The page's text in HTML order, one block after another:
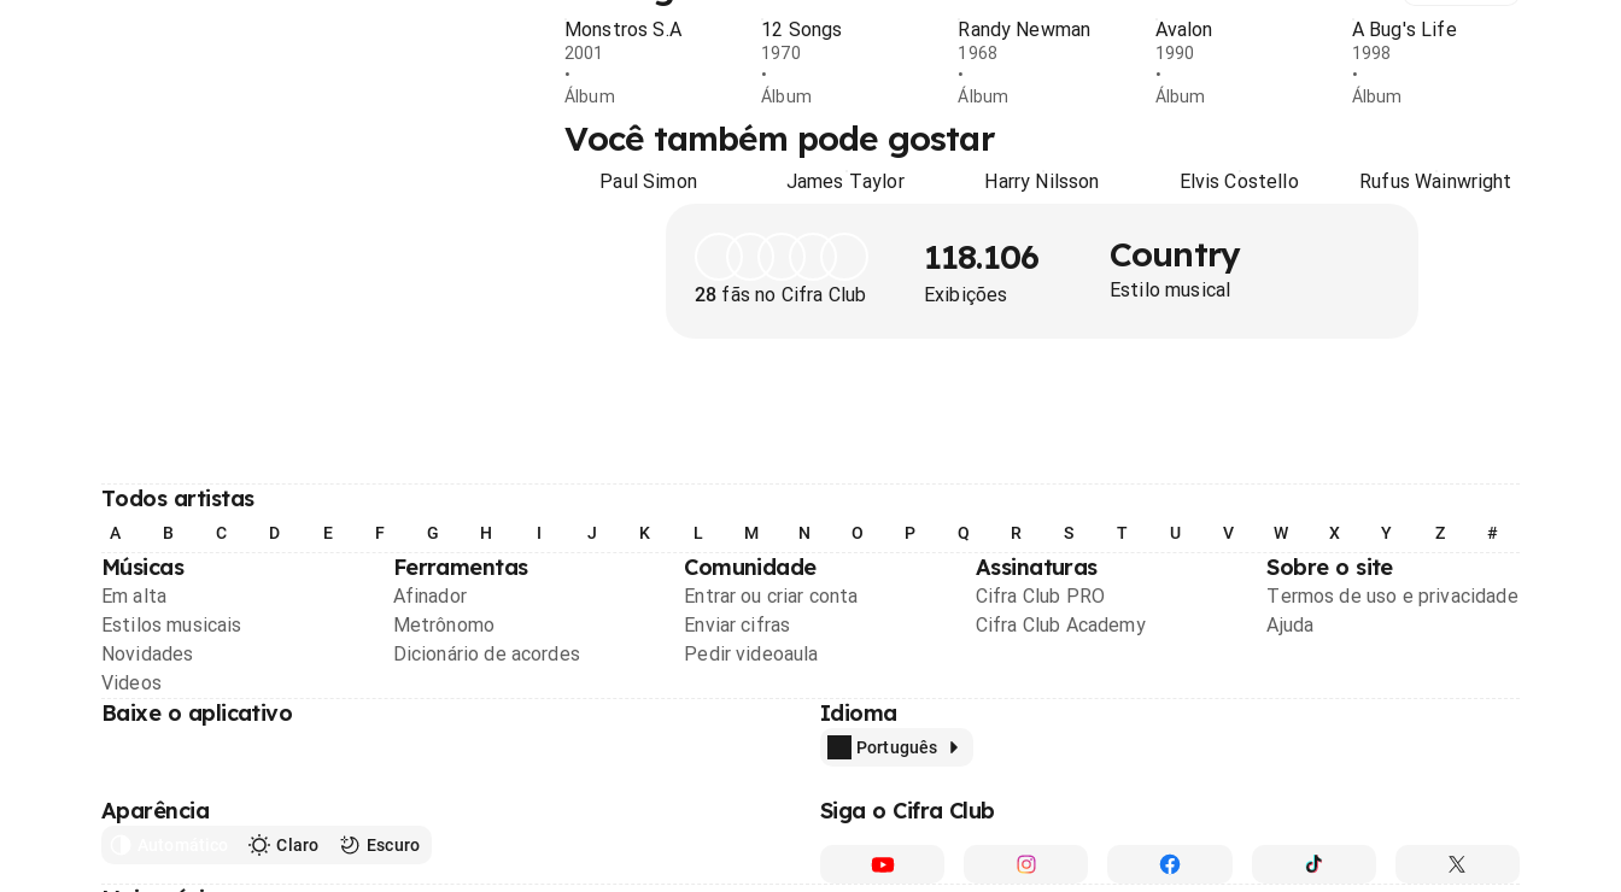
Monstros S.A
2001
•
Álbum
12 Songs
1970
•
Álbum
Randy Newman
1968
•
Álbum
Avalon
1990
•
Álbum
A Bug's Life
1998
•
Álbum
Você também pode gostar
Paul Simon James Taylor Harry Nilsson Elvis Costello Rufus Wainwright
28 fãs no Cifra Club
118.106
Exibições
Country
Estilo musical
Todos artistas
A B C D E F G H I J K L M N O P Q R S T U V W X Y Z #
Músicas
Em alta
Estilos musicais
Novidades
Videos
Ferramentas
Afinador
Metrônomo
Dicionário de acordes
Comunidade
Entrar ou criar conta
Enviar cifras
Pedir videoaula
Assinaturas
Cifra Club PRO
Cifra Club Academy
Sobre o site
Termos de uso e privacidade
Ajuda
Baixe o aplicativo Idioma
Português
Aparência
Claro Escuro
Siga o Cifra Club